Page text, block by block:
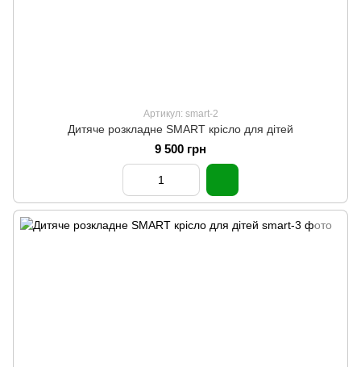
Артикул: smart-2
Дитяче розкладне SMART крісло для дітей
9 500 грн